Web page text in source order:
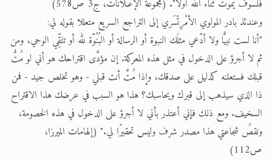
فلسوف يموت ثناء الله أولا". (مجموعة الإعـلانات، ج3 ص578)
وعندئذ بادر المولوي الأمْرِتْسَري إلى التراجع السريع متعللا بقوله لي:
"أنا لست نبيًّا ولا أدّعي مثلَك النبوة أو الرسالة أو البُنُوّة لله أو تلقِّي الوحي، ومن
ثم لا أجرؤ على الدخول في مثل هذه المعركة. إن مؤدَّى اقتراحك هو أني لو مُتُّ
قبلك فستعلنه كدليل على صدقك، وإذا مُتَّ أنت قبلي - وهو تخلص جيد - فمن
ذا الذي سيذهب إلى قبرك ويحاسبك؟ هذا هو السبب في عرضك هذا الاقتراح
السخيف. ومع ذلك فإني أعتذر بأني لا أجرؤ على الدخول في هذه الخصومة،
ونقصُ شجاعتي هذا مصدر شرف وليس تحقيرًا لي." (إلهامات الميرزا،
ص112)